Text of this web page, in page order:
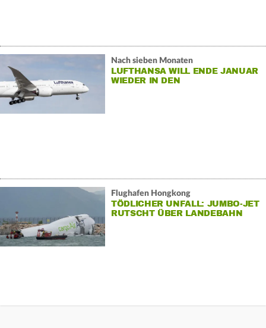
Nach sieben Monaten
LUFTHANSA WILL ENDE JANUAR
WIEDER IN DEN
Flughafen Hongkong
TÖDLICHER UNFALL: JUMBO-JET
RUTSCHT ÜBER LANDEBAHN